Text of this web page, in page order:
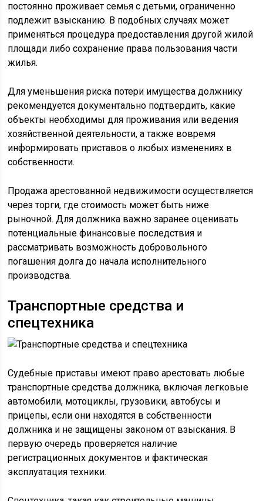
постоянно проживает семья с детьми, ограниченно
подлежит взысканию. В подобных случаях может
применяться процедура предоставления другой жилой
площади либо сохранение права пользования части
жилья.
Для уменьшения риска потери имущества должнику
рекомендуется документально подтвердить, какие
объекты необходимы для проживания или ведения
хозяйственной деятельности, а также вовремя
информировать приставов о любых изменениях в
собственности.
Продажа арестованной недвижимости осуществляется
через торги, где стоимость может быть ниже
рыночной. Для должника важно заранее оценивать
потенциальные финансовые последствия и
рассматривать возможность добровольного
погашения долга до начала исполнительного
производства.
Транспортные средства и
спецтехника
Судебные приставы имеют право арестовать любые
транспортные средства должника, включая легковые
автомобили, мотоциклы, грузовики, автобусы и
прицепы, если они находятся в собственности
должника и не защищены законом от взыскания. В
первую очередь проверяется наличие
регистрационных документов и фактическая
эксплуатация техники.